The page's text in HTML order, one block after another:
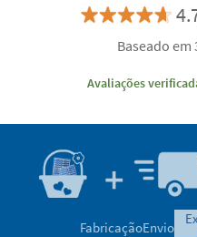
Baseado em
Avaliações
FabricaçãoEnvio